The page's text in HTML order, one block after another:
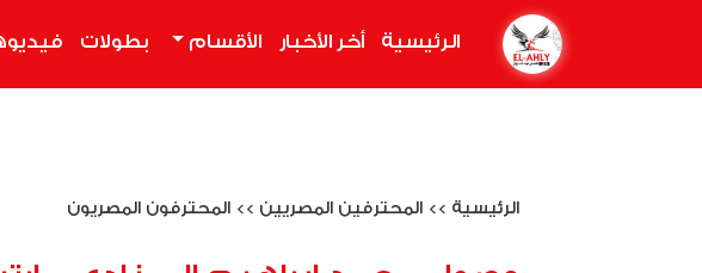
الرئيسية أخر الأخبار الأقسام بطولات
الرئيسية >> المحترفين المصريين >> المحترفون المصريون